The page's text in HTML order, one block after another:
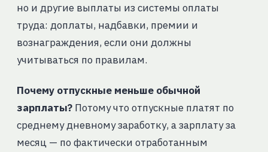
но и другие выплаты из системы оплаты
труда: доплаты, надбавки, премии и
вознаграждения, если они должны
учитываться по правилам.
Почему отпускные меньше обычной
зарплаты?Потому что отпускные платят по
среднему дневному заработку, а зарплату за
месяц — по фактически отработанным